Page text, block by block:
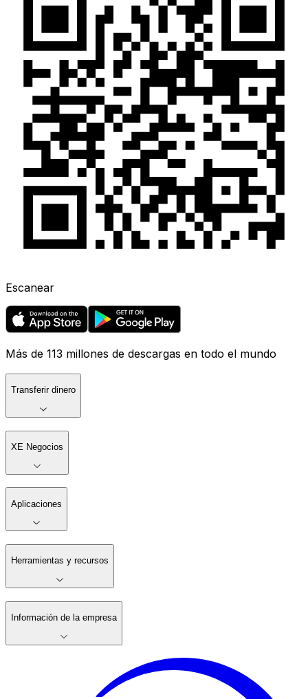
Escanear
Más de 113 millones de descargas en todo el mundo
Transferir dinero
XE Negocios
Aplicaciones
Herramientas y recursos
Información de la empresa